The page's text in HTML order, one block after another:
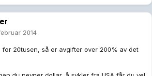
2014
for 20tusen, så er avgifter over 200% av det